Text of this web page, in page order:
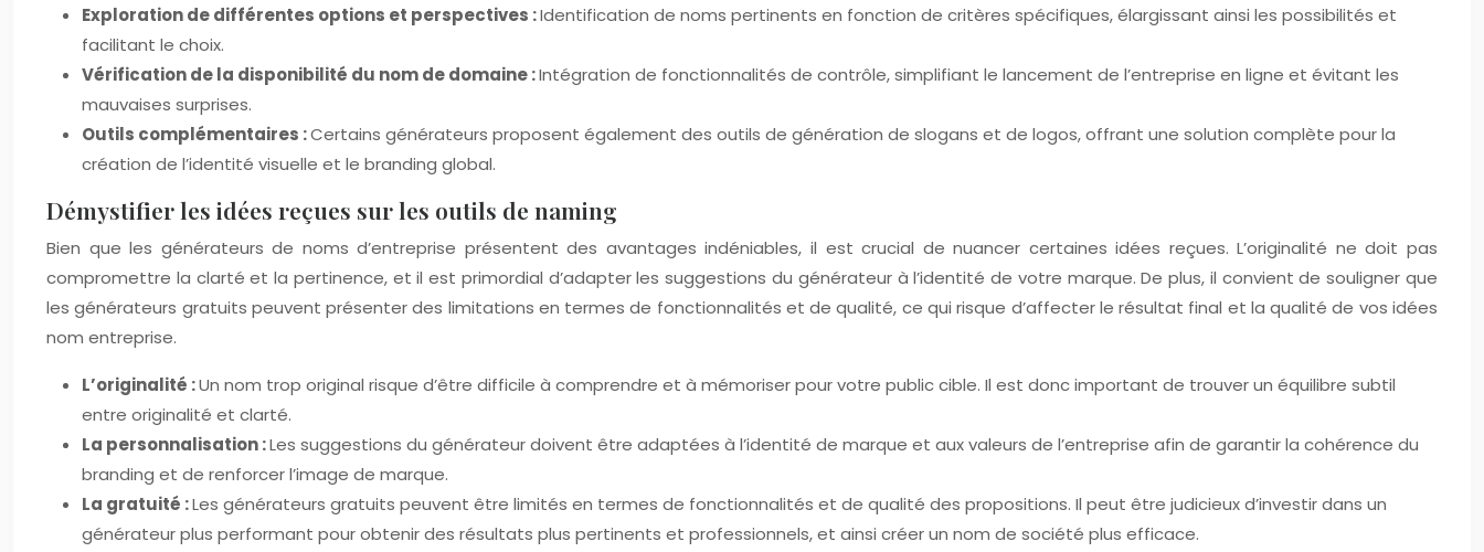
Exploration de différentes options et perspectives :Identification de noms pertinents en fonction de critères spécifiques, élargissant ainsi les possibilités et
facilitant le choix.
Vérification de la disponibilité du nom de domaine :Intégration de fonctionnalités de contrôle, simplifiant le lancement de l’entreprise en ligne et évitant les
mauvaises surprises.
Outils complémentaires :Certains générateurs proposent également des outils de génération de slogans et de logos, offrant une solution complète pour la
création de l’identité visuelle et le branding global.
Démystifier les idées reçues sur les outils de naming
Bien que les générateurs de noms d’entreprise présentent des avantages indéniables, il est crucial de nuancer certaines idées reçues. L’originalité ne doit pas
compromettre la clarté et la pertinence, et il est primordial d’adapter les suggestions du générateur à l’identité de votre marque. De plus, il convient de souligner que
les générateurs gratuits peuvent présenter des limitations en termes de fonctionnalités et de qualité, ce qui risque d’affecter le résultat final et la qualité de vos idées
nom entreprise.
L’originalité :Un nom trop original risque d’être difficile à comprendre et à mémoriser pour votre public cible. Il est donc important de trouver un équilibre subtil
entre originalité et clarté.
La personnalisation :Les suggestions du générateur doivent être adaptées à l’identité de marque et aux valeurs de l’entreprise afin de garantir la cohérence du
branding et de renforcer l’image de marque.
La gratuité :Les générateurs gratuits peuvent être limités en termes de fonctionnalités et de qualité des propositions. Il peut être judicieux d’investir dans un
générateur plus performant pour obtenir des résultats plus pertinents et professionnels, et ainsi créer un nom de société plus efficace.